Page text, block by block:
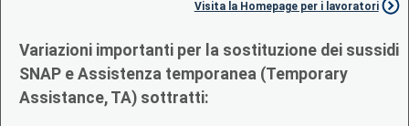
Visita la Homepage per i lavoratori
Variazioni importanti per la sostituzione dei sussidi
SNAP e Assistenza temporanea (Temporary
Assistance, TA) sottratti: